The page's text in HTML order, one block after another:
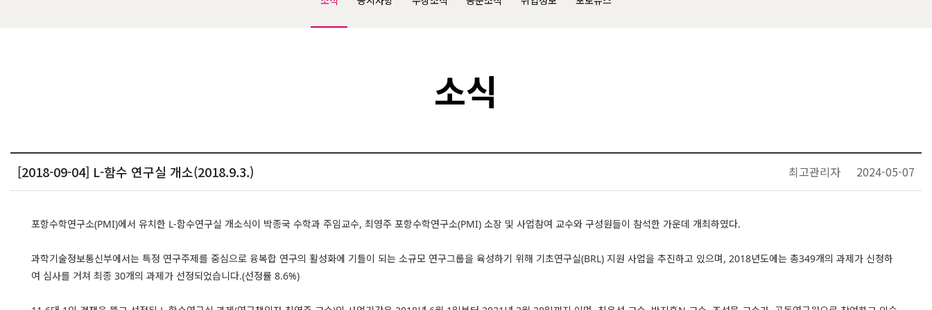
소식
[2018-09-04] L-함수 연구실 개소(2018.9.3.) 최고관리자 2024-05-07
포항수학연구소(PMI)에서 유치한 L-함수연구실 개소식이 박종국 수학과 주임교수, 최영주 포항수학연구소(PMI) 소장 및 사업참여 교수와 구성원들이 참석한 가운데 개최하였다.
과학기술정보통신부에서는 특정 연구주제를 중심으로 융복합 연구의 활성화에 기틀이 되는 소규모 연구그룹을 육성하기 위해 기초연구실(BRL) 지원 사업을 추진하고 있으며, 2018년도에는 총349개의 과제가 신청하
여 심사를 거쳐 최종 30개의 과제가 선정되었습니다.(선정률 8.6%)